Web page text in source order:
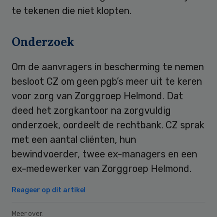
te tekenen die niet klopten.
Onderzoek
Om de aanvragers in bescherming te nemen
besloot CZ om geen pgb’s meer uit te keren
voor zorg van Zorggroep Helmond. Dat
deed het zorgkantoor na zorgvuldig
onderzoek, oordeelt de rechtbank. CZ sprak
met een aantal cliënten, hun
bewindvoerder, twee ex-managers en een
ex-medewerker van Zorggroep Helmond.
Reageer op dit artikel
Meer over: